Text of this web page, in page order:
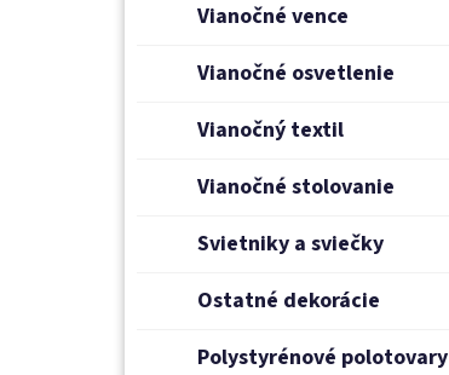
Vianočné vence
Vianočné osvetlenie
Vianočný textil
Vianočné stolovanie
Svietniky a sviečky
Ostatné dekorácie
Polystyrénové polotovary